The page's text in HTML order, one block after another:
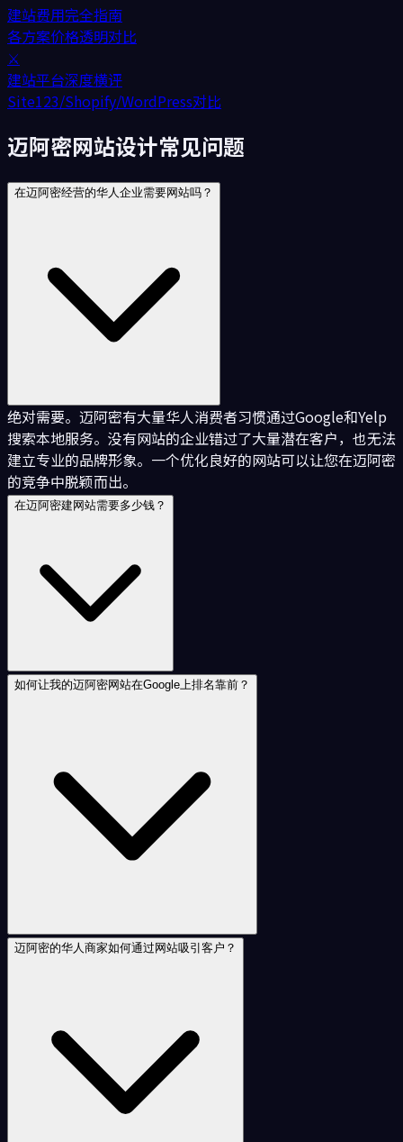
建站费用完全指南
各方案价格透明对比
⚔️
建站平台深度横评
Site123/Shopify/WordPress对比
迈阿密网站设计常见问题
在迈阿密经营的华人企业需要网站吗？
绝对需要。迈阿密有大量华人消费者习惯通过Google和Yelp
搜索本地服务。没有网站的企业错过了大量潜在客户，也无法
建立专业的品牌形象。一个优化良好的网站可以让您在迈阿密
的竞争中脱颖而出。
在迈阿密建网站需要多少钱？
如何让我的迈阿密网站在Google上排名靠前？
迈阿密的华人商家如何通过网站吸引客户？